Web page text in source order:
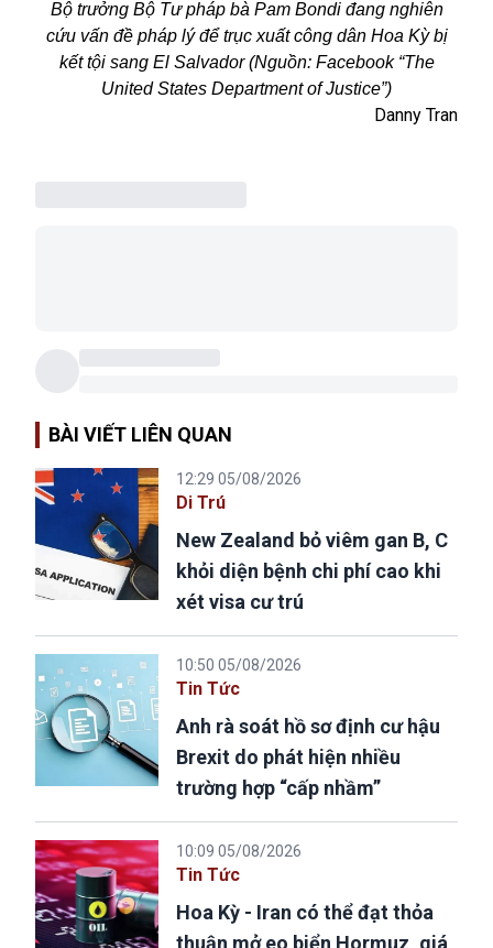
Bộ trưởng Bộ Tư pháp bà Pam Bondi đang nghiên
cứu vấn đề pháp lý để trục xuất công dân Hoa Kỳ bị
kết tội sang El Salvador (Nguồn: Facebook “The
United States Department of Justice”)
Danny Tran
BÀI VIẾT LIÊN QUAN
12:29 05/08/2026
Di Trú
New Zealand bỏ viêm gan B, C
khỏi diện bệnh chi phí cao khi
xét visa cư trú
10:50 05/08/2026
Tin Tức
Anh rà soát hồ sơ định cư hậu
Brexit do phát hiện nhiều
trường hợp “cấp nhầm”
10:09 05/08/2026
Tin Tức
Hoa Kỳ - Iran có thể đạt thỏa
thuận mở eo biển Hormuz, giá